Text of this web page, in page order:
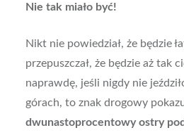
Nie tak miało być!
Nikt nie powiedział, że będzie
przepuszczał, że będzie aż tak
naprawdę, jeśli nigdy nie
górach, to znak drogowy
dwunastoprocentowy ostry